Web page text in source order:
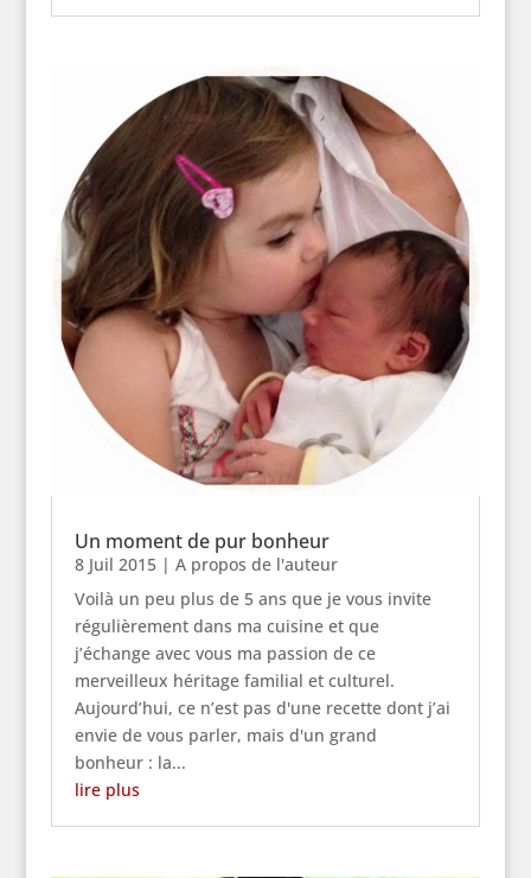
Un moment de pur bonheur
8 Juil 2015| A propos de l'auteur
Voilà un peu plus de 5 ans que je vous invite
régulièrement dans ma cuisine et que
j’échange avec vous ma passion de ce
merveilleux héritage familial et culturel.
Aujourd’hui, ce n’est pas d'une recette dont j’ai
envie de vous parler, mais d'un grand
bonheur : la...
lire plus